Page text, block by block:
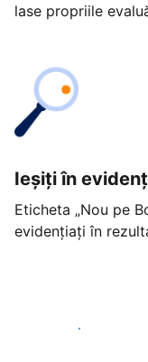
lase propriile
Ieșiți în
Eticheta „Nou pe
evidențiați în
Începeți astăzi